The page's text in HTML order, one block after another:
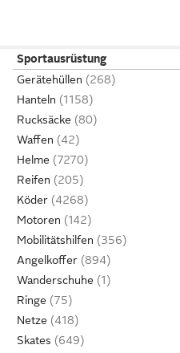
Sportausrüstung
Gerätehüllen
Hanteln
Rucksäcke
Waffen
Helme
Reifen
Köder
Motoren
Mobilitätshilfen
Angelkoffer
Wanderschuhe
Ringe
Netze
Skates